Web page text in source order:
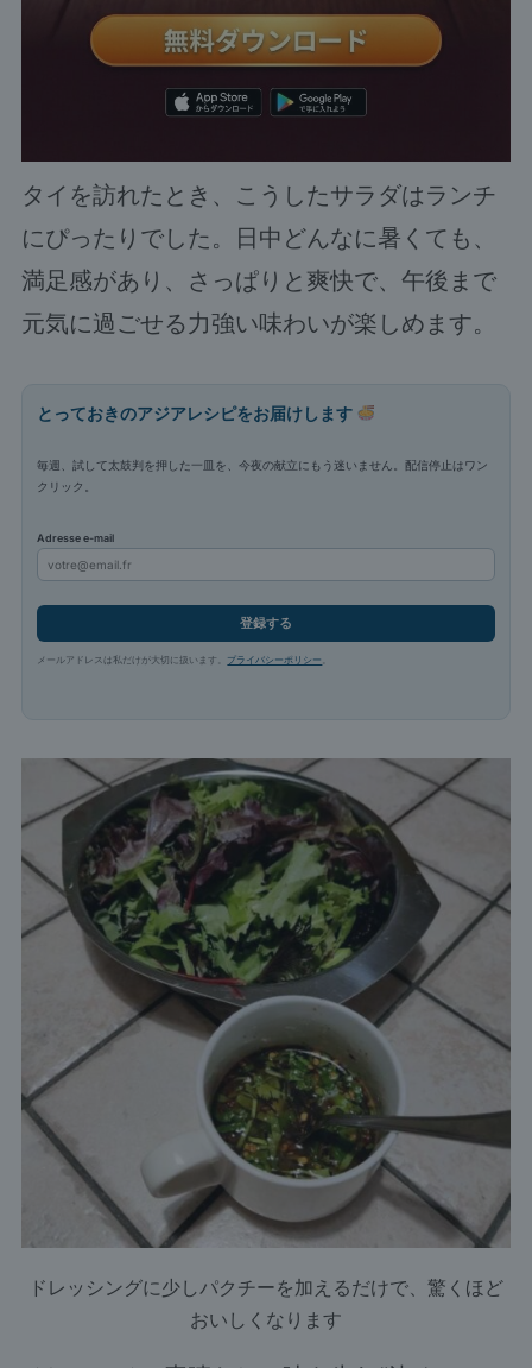
タイを訪れたとき、こうしたサラダはランチ
にぴったりでした。日中どんなに暑くても、
満足感があり、さっぱりと爽快で、午後まで
元気に過ごせる力強い味わいが楽しめます。
とっておきのアジアレシピをお届けします
毎週、試して太鼓判を押した一皿を、今夜の献立にもう迷いません。配信停止はワン
クリック。
Adresse e-mail
登録する
メールアドレスは私だけが大切に扱います。 プライバシーポリシー
ドレッシングに少しパクチーを加えるだけで、驚くほど
おいしくなります